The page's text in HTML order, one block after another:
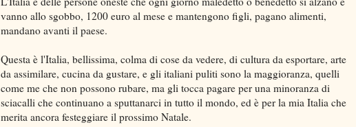
vanno allo sgobbo, 1200 euro al mese e mantengono figli, pagano alimenti,
mandano avanti il paese.
Questa è l'Italia, bellissima, colma di cose da vedere, di cultura da esportare, arte
da assimilare, cucina da gustare, e gli italiani puliti sono la maggioranza, quelli
come me che non possono rubare, ma gli tocca pagare per una minoranza di
sciacalli che continuano a sputtanarci in tutto il mondo, ed è per la mia Italia che
merita ancora festeggiare il prossimo Natale.